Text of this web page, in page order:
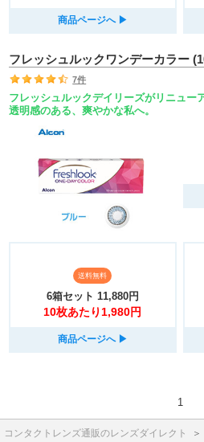
商品ページへ ▶︎
フレッシュルックワンデーカラー
7件
フレッシュルックデイリーズがリニュー
透明感のある、爽やかな私へ。
送料無料
6箱セット 11,880円
10枚あたり1,980円
商品ページへ ▶︎
1
コンタクトレンズ通販のレンズダイレクト ＞